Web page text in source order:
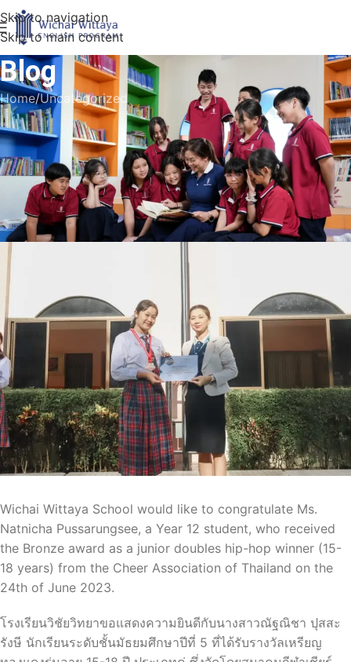
Skip to navigation
Skip to main content
Blog
Home Uncategorized
UNCATEGORIZED
Junior Doubles Hip-Hop Winner
Wichai Wittaya School
Super Admin
Wichai Wittaya School would like to congratulate Ms.
Natnicha Pussarungsee, a Year 12 student, who received
the Bronze award as a junior doubles hip-hop winner (15-
18 years) from the Cheer Association of Thailand on the
24th of June 2023.
โรงเรียนวิชัยวิทยาขอแสดงความยินดีกับนางสาวณัฐณิชา ปุสสะ
รังษี นักเรียนระดับชั้นมัธยมศึกษาปีที่ 5 ที่ได้รับรางวัลเหรียญ